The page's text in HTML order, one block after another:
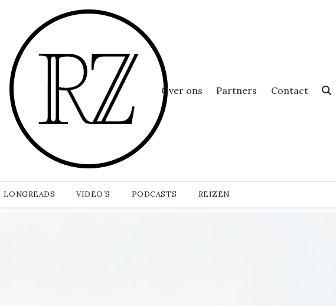
Over ons Partners Contact
LONGREADS VIDEO’S PODCASTS REIZEN